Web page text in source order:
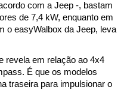
com a Jeep -, bastam
de 7,4 kW, enquanto em
o easyWalbox da Jeep, leva
revela em relação ao 4x4
É que os modelos
traseira para impulsionar o